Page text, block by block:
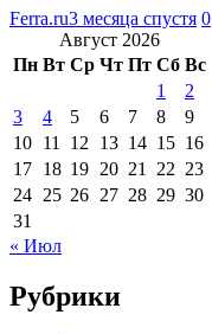
Ferra.ru3 месяца спустя 0
Август 2026
Пн Вт Ср Чт Пт Сб Вс
1
2
3
4 5 6 7 8
9
10 11 12 13 14 15 16
17 18 19 20 21 22 23
24 25 26 27 28 29 30
31
« Июл
Рубрики